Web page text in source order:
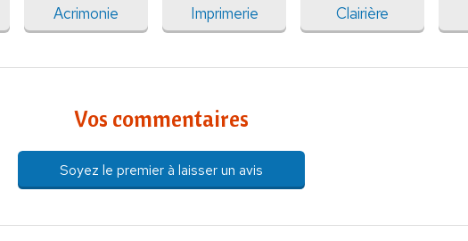
Acrimonie Imprimerie Clairière
Vos commentaires
Soyez le premier à laisser un avis